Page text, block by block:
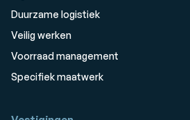
Duurzame logistiek
Veilig werken
Voorraad management
Specifiek maatwerk